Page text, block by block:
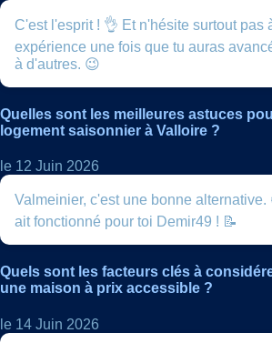
C'est l'esprit ! 👌 Et n'hésite surtout pas
expérience une fois que tu auras
à d'autres. 😉
Quelles sont les meilleures astuces
logement saisonnier à Valloire ?
le 12 Juin 2026
Valmeinier, c'est une bonne alternative.
ait fonctionné pour toi Demir49 ! 📝
Quels sont les facteurs clés à
une maison à prix accessible ?
le 14 Juin 2026